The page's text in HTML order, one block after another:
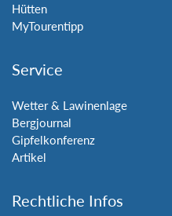
Hütten
MyTourentipp
Service
Wetter & Lawinenlage
Bergjournal
Gipfelkonferenz
Artikel
Rechtliche Infos